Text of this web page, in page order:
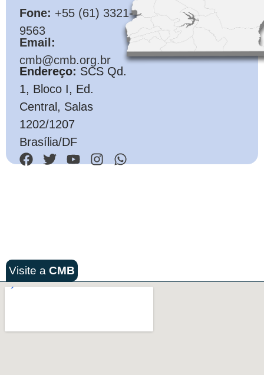
Fone: +55 (61) 3321-
9563
Email:
cmb@cmb.org.br
Endereço: SCS Qd.
1, Bloco I, Ed.
Central, Salas
1202/1207
Brasília/DF
Visite a CMB